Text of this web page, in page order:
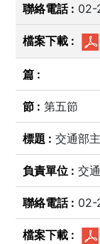
02-
第五節
交通部
交
02-